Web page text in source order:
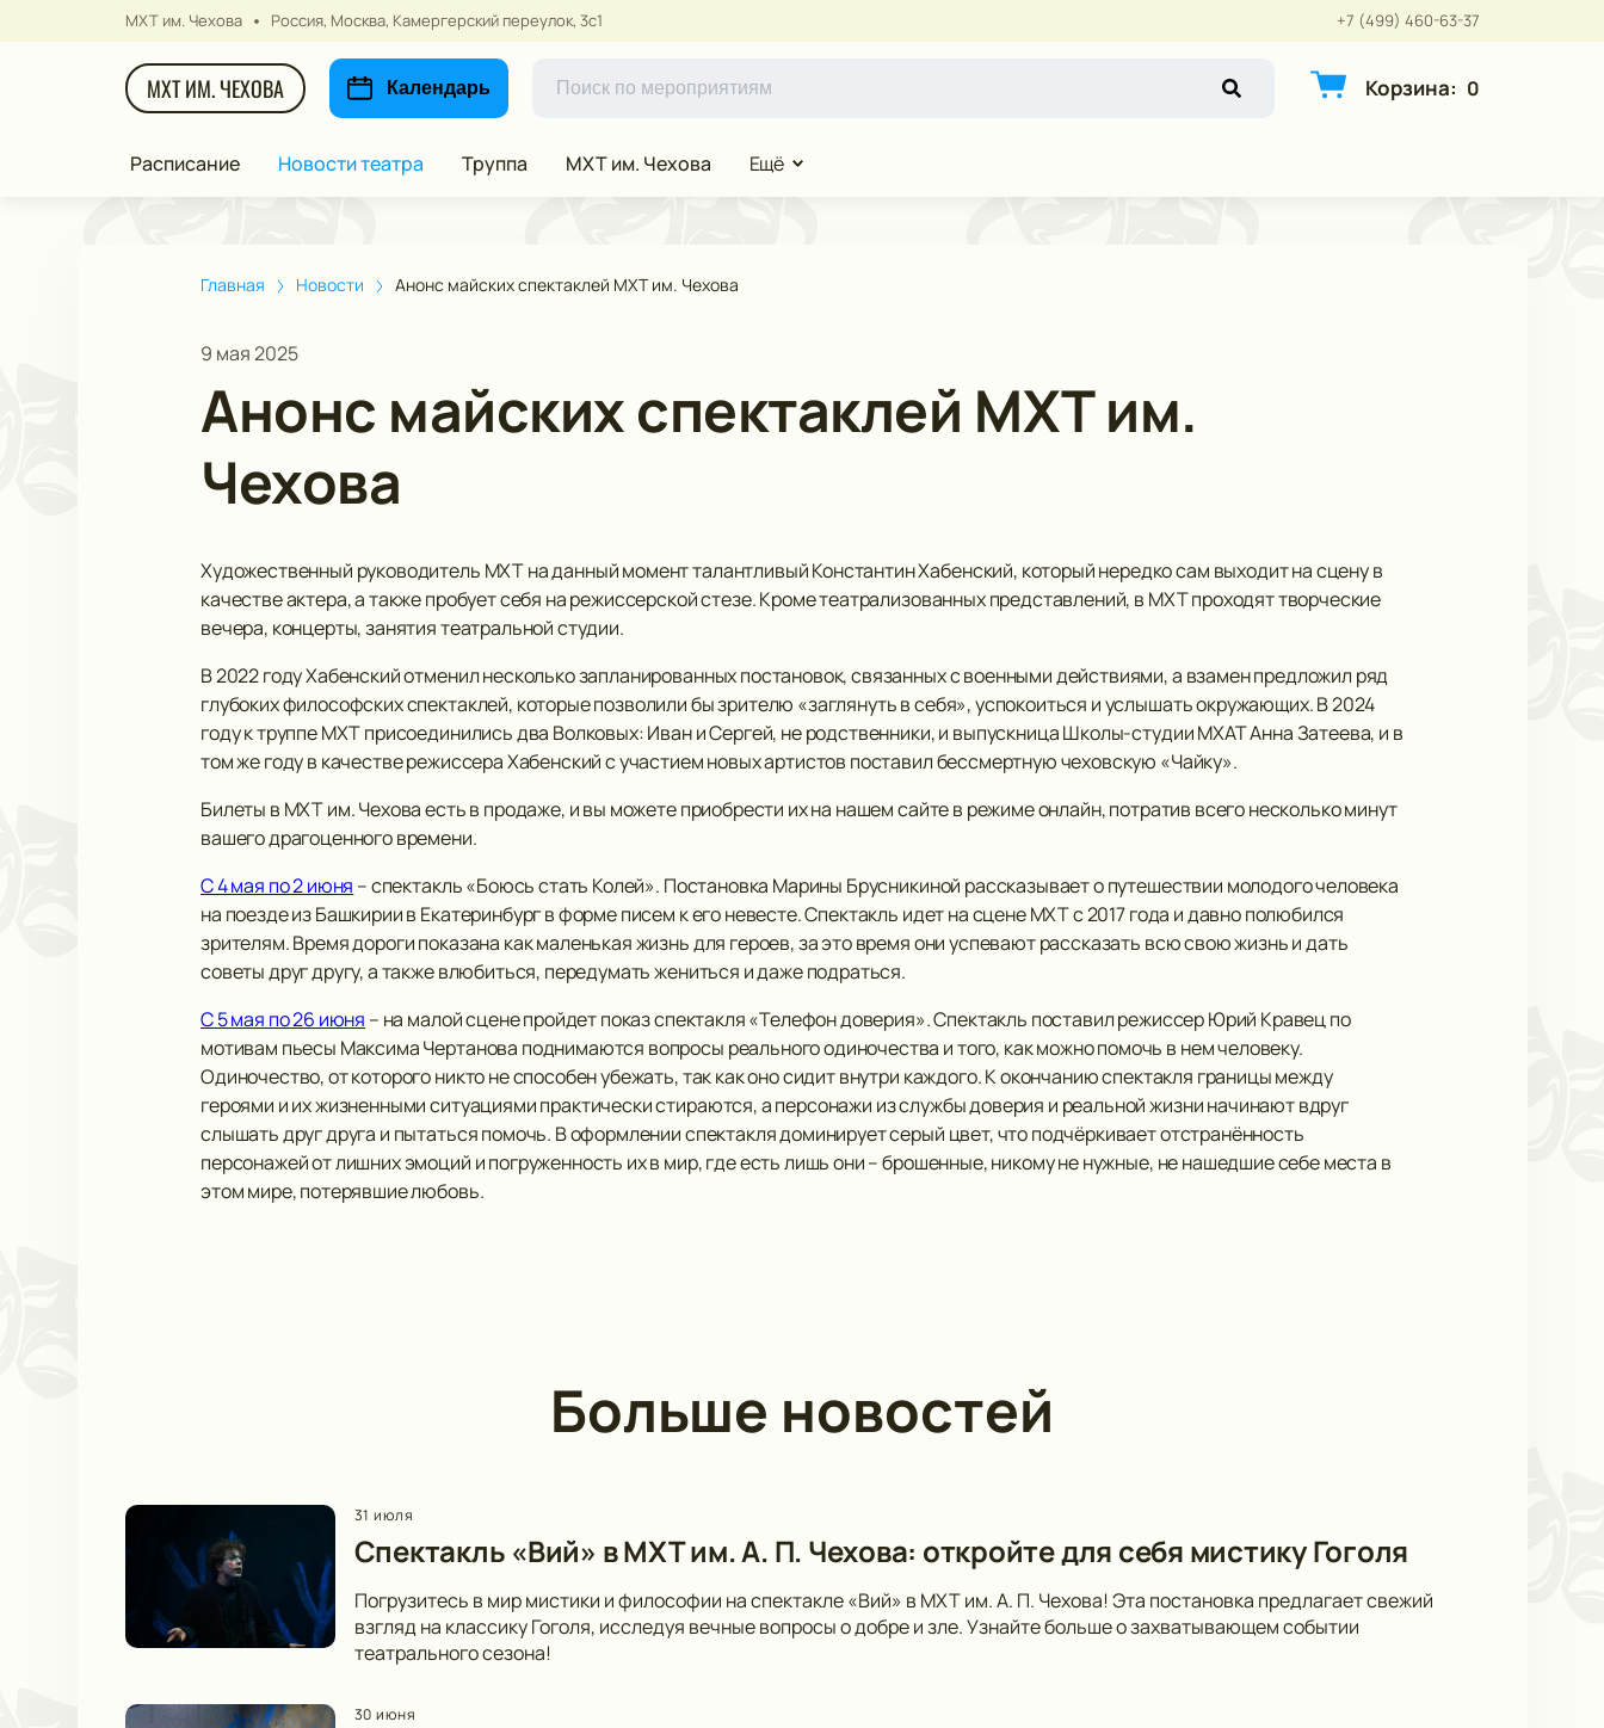
МХТ им. Чехова Россия, Москва, Камергерский переулок, 3с1 +7 (499) 460-63-37
МХТ ИМ. ЧЕХОВА Календарь Корзина: 0
Расписание Новости театра Труппа МХТ им. Чехова Ещё
Главная Новости Анонс майских спектаклей МХТ им. Чехова
9 мая 2025
Анонс майских спектаклей МХТ им.
Чехова
Художественный руководитель МХТ на данный момент талантливый Константин Хабенский, который нередко сам выходит на сцену в
качестве актера, а также пробует себя на режиссерской стезе. Кроме театрализованных представлений, в МХТ проходят творческие
вечера, концерты, занятия театральной студии.
В 2022 году Хабенский отменил несколько запланированных постановок, связанных с военными действиями, а взамен предложил ряд
глубоких философских спектаклей, которые позволили бы зрителю «заглянуть в себя», успокоиться и услышать окружающих. В 2024
году к труппе МХТ присоединились два Волковых: Иван и Сергей, не родственники, и выпускница Школы-студии МХАТ Анна Затеева, и в
том же году в качестве режиссера Хабенский с участием новых артистов поставил бессмертную чеховскую «Чайку».
Билеты в МХТ им. Чехова есть в продаже, и вы можете приобрести их на нашем сайте в режиме онлайн, потратив всего несколько минут
вашего драгоценного времени.
С 4 мая по 2 июня – спектакль «Боюсь стать Колей». Постановка Марины Брусникиной рассказывает о путешествии молодого человека
на поезде из Башкирии в Екатеринбург в форме писем к его невесте. Спектакль идет на сцене МХТ с 2017 года и давно полюбился
зрителям. Время дороги показана как маленькая жизнь для героев, за это время они успевают рассказать всю свою жизнь и дать
советы друг другу, а также влюбиться, передумать жениться и даже подраться.
С 5 мая по 26 июня – на малой сцене пройдет показ спектакля «Телефон доверия». Спектакль поставил режиссер Юрий Кравец по
мотивам пьесы Максима Чертанова поднимаются вопросы реального одиночества и того, как можно помочь в нем человеку.
Одиночество, от которого никто не способен убежать, так как оно сидит внутри каждого. К окончанию спектакля границы между
героями и их жизненными ситуациями практически стираются, а персонажи из службы доверия и реальной жизни начинают вдруг
слышать друг друга и пытаться помочь. В оформлении спектакля доминирует серый цвет, что подчёркивает отстранённость
персонажей от лишних эмоций и погруженность их в мир, где есть лишь они – брошенные, никому не нужные, не нашедшие себе места в
этом мире, потерявшие любовь.
Больше новостей
31 июля
Спектакль «Вий» в МХТ им. А. П. Чехова: откройте для себя мистику Гоголя
Погрузитесь в мир мистики и философии на спектакле «Вий» в МХТ им. А. П. Чехова! Эта постановка предлагает свежий
взгляд на классику Гоголя, исследуя вечные вопросы о добре и зле. Узнайте больше о захватывающем событии
театрального сезона!
30 июня